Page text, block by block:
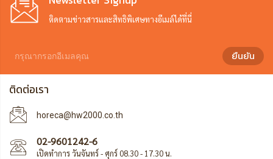
ติดตามข่าวสารและสิทธิพิเศษทางอีเมล์ได้ที่นี่
ยืนยัน
ติดต่อเรา
horeca@hw2000.co.th
02-9601242-6
เปิดทำการ วันจันทร์ - ศุกร์ 08.30 - 17.30 น.